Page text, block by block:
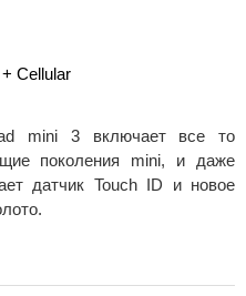
Cellular
mini 3 включает все то
поколения mini, и даже
датчик Touch ID и новое